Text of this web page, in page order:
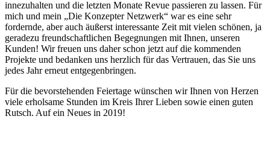
innezuhalten und die letzten Monate Revue passieren zu lassen. Für
mich und mein „Die Konzepter Netzwerk“ war es eine sehr
fordernde, aber auch äußerst interessante Zeit mit vielen schönen, ja
geradezu freundschaftlichen Begegnungen mit Ihnen, unseren
Kunden! Wir freuen uns daher schon jetzt auf die kommenden
Projekte und bedanken uns herzlich für das Vertrauen, das Sie uns
jedes Jahr erneut entgegenbringen.
Für die bevorstehenden Feiertage wünschen wir Ihnen von Herzen
viele erholsame Stunden im Kreis Ihrer Lieben sowie einen guten
Rutsch. Auf ein Neues in 2019!